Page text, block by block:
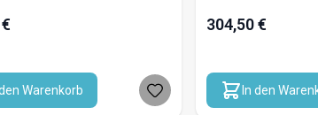
Warenkorb
304,50 €
In den